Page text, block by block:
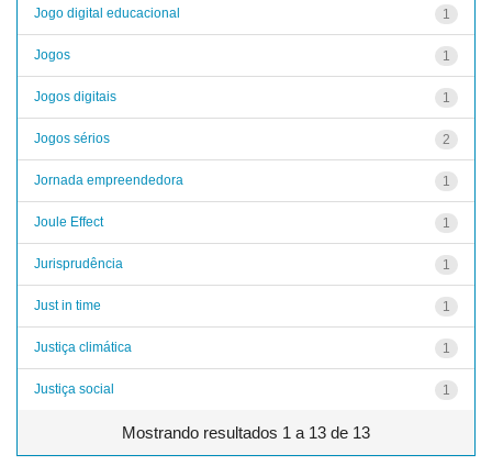
Jogo digital educacional 1
Jogos 1
Jogos digitais 1
Jogos sérios 2
Jornada empreendedora 1
Joule Effect 1
Jurisprudência 1
Just in time 1
Justiça climática 1
Justiça social 1
Mostrando resultados 1 a 13 de 13